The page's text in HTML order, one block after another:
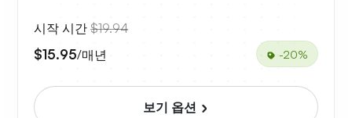
시작 시간 $19.94
$15.95/매년 -20%
보기 옵션